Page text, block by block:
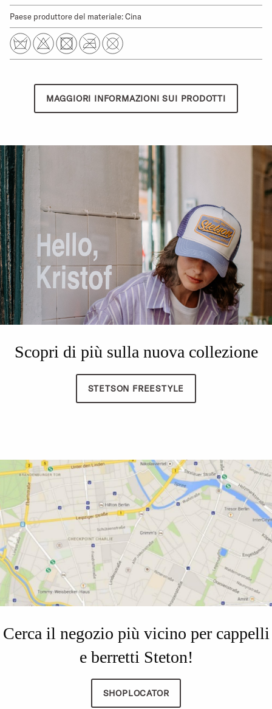
Paese produttore del materiale: Cina
MAGGIORI INFORMAZIONI SUI PRODOTTI
Scopri di più sulla nuova collezione
STETSON FREESTYLE
Cerca il negozio più vicino per cappelli
e berretti Steton!
SHOPLOCATOR